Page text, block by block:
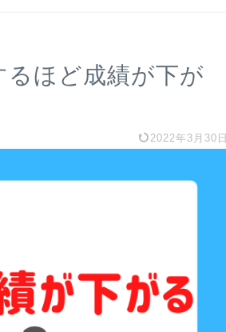
ほど成績が下が
2022年3月30日